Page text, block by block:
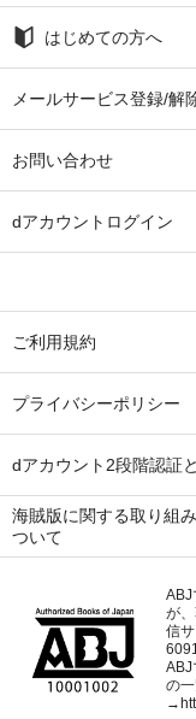
はじめての方へ
メールサービス登録/解
お問い合わせ
dアカウントログイン
ご利用規約
プライバシーポリシー
dアカウント2段階認証
海賊版に関する取り組
ついて
ABJ
が
信
ABJ
の
→